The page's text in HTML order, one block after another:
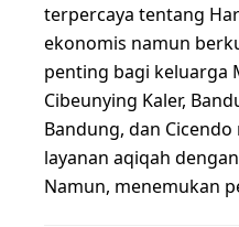
terpercaya tentang
ekonomis namun
penting bagi keluarga
Cibeunying Kaler,
Bandung, dan
layanan aqiqah
Namun, menemukan